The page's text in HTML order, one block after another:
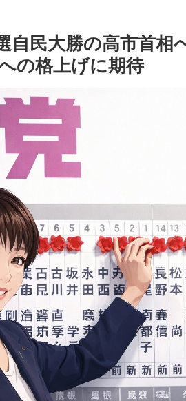
自民大勝の高市首相
の格上げに期待